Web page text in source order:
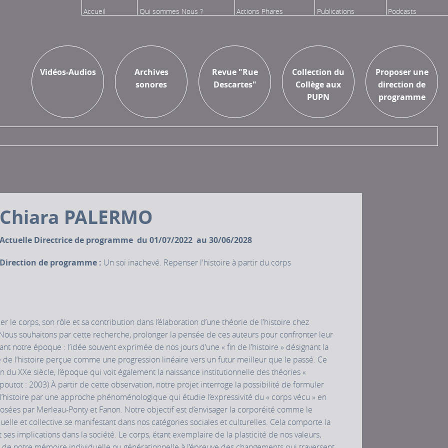
Accueil Qui sommes Nous ? Actions Phares Publications Podcasts
Proposer une
direction de
programme
Proposer une
recherche
Collection du
Collège aux
PUPN
Aux Presses
Universitaires
Paris Nanterre
Revue "Rue
Descartes"
Archives
sonores
Sur l'Inathèque
Vidéos-Audios
Vidéos
Chiara PALERMO
Actuelle Directrice de programme du 01/07/2022 au 30/06/2028
Direction de programme : Un soi inachevé. Repenser l'histoire à partir du corps
le corps, son rôle et sa contribution dans l’élaboration d’une théorie de l’histoire chez
souhaitons par cette recherche, prolonger la pensée de ces auteurs pour confronter leur
notre époque : l’idée souvent exprimée de nos jours d’une « fin de l’histoire » désignant la
l’histoire perçue comme une progression linéaire vers un futur meilleur que le passé. Ce
du XXe siècle, l’époque qui voit également la naissance institutionnelle des théories «
: 2003) À partir de cette observation, notre projet interroge la possibilité de formuler
par une approche phénoménologique qui étudie l’expressivité du « corps vécu » en
par Merleau-Ponty et Fanon. Notre objectif est d’envisager la corporéité comme le
et collective se manifestant dans nos catégories sociales et culturelles. Cela comporte la
implications dans la société. Le corps, étant exemplaire de la plasticité de nos valeurs,